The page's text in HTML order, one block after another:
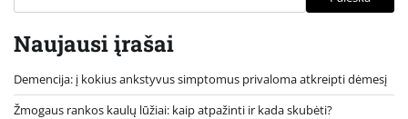
Naujausi įrašai
Demencija: į kokius ankstyvus simptomus privaloma atkreipti dėmesį
Žmogaus rankos kaulų lūžiai: kaip atpažinti ir kada skubėti?